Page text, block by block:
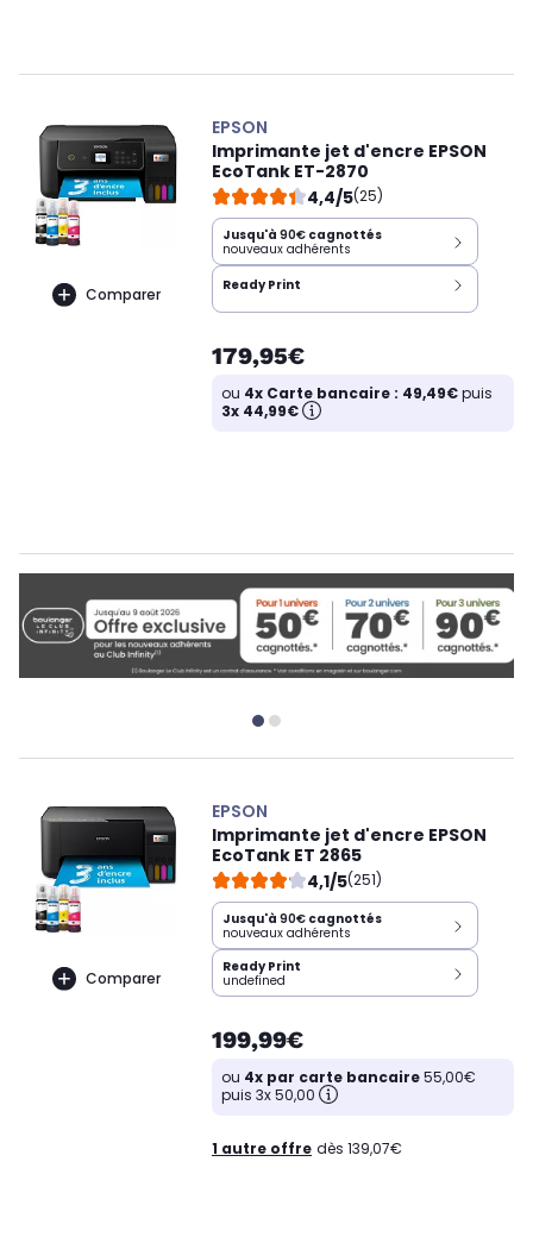
Comparer
EPSON
Imprimante jet d'encre EPSON
EcoTank ET-2870
4,4/5(25)
Jusqu'à 90€ cagnottés
nouveaux adhérents
Ready Print
179,95€
ou 4x Carte bancaire : 49,49€puis
3x 44,99€
Comparer
EPSON
Imprimante jet d'encre EPSON
EcoTank ET 2865
4,1/5(251)
Jusqu'à 90€ cagnottés
nouveaux adhérents
Ready Print
undefined
199,99€
ou 4x par carte bancaire55,00€
puis 3x 50,00
1 autre offre dès 139,07€